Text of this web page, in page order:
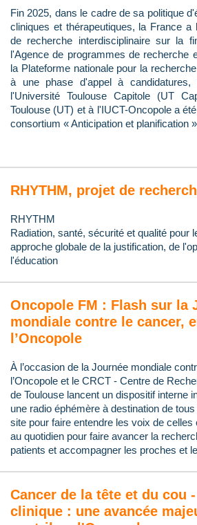
Fin 2025, dans le cadre de sa politique
cliniques et thérapeutiques, la France
de recherche interdisciplinaire sur la
l'Agence de programmes de recherche
la Plateforme nationale pour la
à une phase d'appel à
l'Université Toulouse Capitole (UT
Toulouse (UT) et à l'IUCT-Oncopole a
consortium « Anticipation et planification
RHYTHM, projet de
RHYTHM
Radiation, santé, sécurité et qualité pour
approche globale de la justification, de
l'éducation
Oncopole FM : Flash sur la
mondiale contre le cancer,
l’Oncopole
À l’occasion de la Journée mondiale
l’Oncopole et le CRCT - Centre de
de Toulouse lancent un dispositif interne
une radio éphémère à destination de
site pour faire entendre les voix de
au quotidien pour faire avancer la
patients et accompagner les proches et
Cancer de la tête et du cou
clinique : une avancée